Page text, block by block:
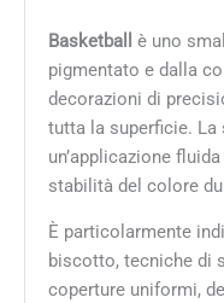
Basketball è uno
pigmentato e dalla
decorazioni di
tutta la superficie.
un’applicazione
stabilità del colore
È particolarmente
biscotto, tecniche di
coperture uniformi,